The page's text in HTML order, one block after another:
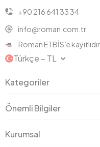
+90 216 641 33 34
info@roman.com.tr
Roman ETBİS’e kayıtlıdır
Türkçe − TL
Kategoriler
Önemli Bilgiler
Kurumsal